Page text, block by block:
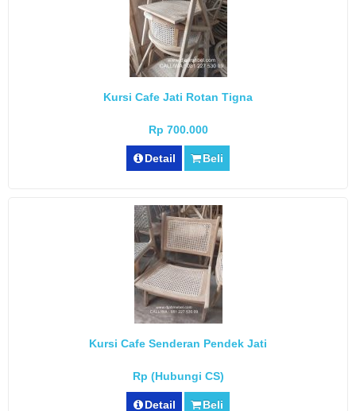
Kursi Cafe Jati Rotan Tigna
Rp 700.000
Detail Beli
Kursi Cafe Senderan Pendek Jati
Rp (Hubungi CS)
Detail Beli